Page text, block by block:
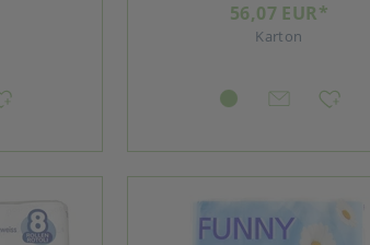
56,07 EUR*
Karton